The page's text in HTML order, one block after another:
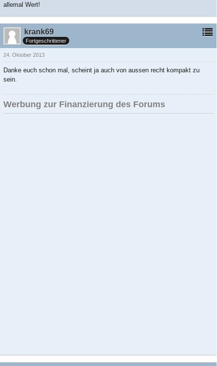
allemal Wert!
krank69
Fortgeschrittener
24. Oktober 2013
Danke euch schon mal, scheint ja auch von aussen recht kompakt zu
sein.
Werbung zur Finanzierung des Forums